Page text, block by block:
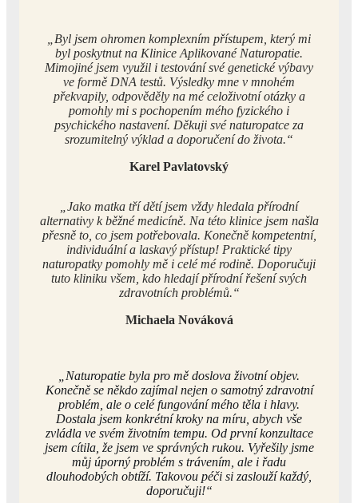
„Byl jsem ohromen komplexním přístupem, který mi
byl poskytnut na Klinice Aplikované Naturopatie.
Mimojiné jsem využil i testování své genetické výbavy
ve formě DNA testů. Výsledky mne v mnohém
překvapily, odpověděly na mé celoživotní otázky a
pomohly mi s pochopením mého fyzického i
psychického nastavení. Děkuji své naturopatce za
srozumitelný výklad a doporučení do života.“
Karel Pavlatovský
„Jako matka tří dětí jsem vždy hledala přírodní
alternativy k běžné medicíně. Na této klinice jsem našla
přesně to, co jsem potřebovala. Konečně kompetentní,
individuální a laskavý přístup! Praktické tipy
naturopatky pomohly mě i celé mé rodině. Doporučuji
tuto kliniku všem, kdo hledají přírodní řešení svých
zdravotních problémů.“
Michaela Nováková
„Naturopatie byla pro mě doslova životní objev.
Konečně se někdo zajímal nejen o samotný zdravotní
problém, ale o celé fungování mého těla i hlavy.
Dostala jsem konkrétní kroky na míru, abych vše
zvládla ve svém životním tempu. Od první konzultace
jsem cítila, že jsem ve správných rukou. Vyřešily jsme
můj úporný problém s trávením, ale i řadu
dlouhodobých obtíží. Takovou péči si zaslouží každý,
doporučuji!“